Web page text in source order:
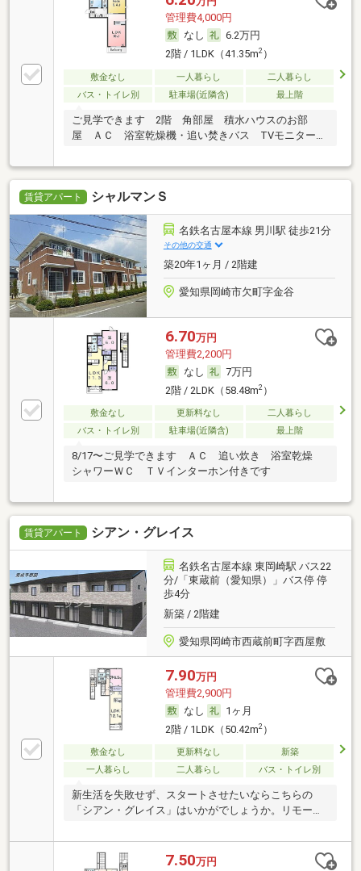
管理費4,000円
なし
6.2万円
2階 / 1LDK（41.35m2）
敷金なし 一人暮らし
二人暮らし
バス・トイレ別
駐車場(近隣含) 最上階
ご見学できます 2階 角部屋 積水ハウスのお部
屋 ＡＣ 浴室乾燥機・追い焚きバス TVモニターフ
賃貸アパート シャルマンＳ
名鉄名古屋本線 男川駅 徒歩21分
その他の交通
築20年1ヶ月 / 2階建
愛知県岡崎市欠町字金谷
6.70万円
管理費2,200円
なし
7万円
2階 / 2LDK（58.48m2）
敷金なし 更新料なし
二人暮らし
バス・トイレ別
駐車場(近隣含) 最上階
8/17〜ご見学できます ＡＣ 追い炊き 浴室乾燥
シャワーＷＣ ＴＶインターホン付きです
賃貸アパート シアン・グレイス
名鉄名古屋本線 東岡崎駅 バス22
分/「東蔵前（愛知県）」バス停 停
歩4分
新築 / 2階建
愛知県岡崎市西蔵前町字西屋敷
7.90万円
管理費2,900円
なし
1ヶ月
2階 / 1LDK（50.42m2）
敷金なし 更新料なし
新築
一人暮らし
二人暮らし バス・トイレ別
新生活を失敗せず、スタートさせたいならこちらの
「シアン・グレイス」はいかがでしょうか。リモート
7.50万円